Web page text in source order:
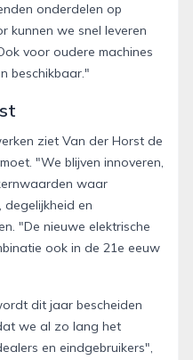
onderdelen op
kunnen we snel leveren
voor oudere machines
beschikbaar."
ziet Van der Horst de
"We blijven innoveren,
waar
en
"De nieuwe elektrische
ook in de 21e eeuw
dit jaar bescheiden
we al zo lang het
en eindgebruikers",